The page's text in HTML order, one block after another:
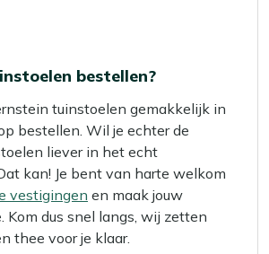
bestellen?
tuinstoelen gemakkelijk in
bestellen. Wil je echter de
liever in het echt
kan! Je bent van harte welkom
vestigingen en maak jouw
Kom dus snel langs, wij zetten
thee voor je klaar.